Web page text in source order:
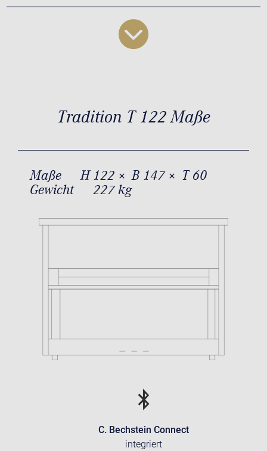
Tradition T 122 Maße
Maße
H 122 × B 147 × T 60
Gewicht
227 kg
C. Bechstein Connect
integriert